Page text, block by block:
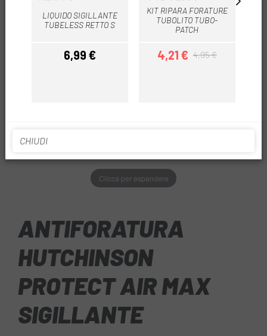
Clicca per espandere
ANTIFORATURA
HUTCHINSON
PROTECT AIR MAX
SIGILLANTE
LIQUIDO SIGILLANTE
TUBELESS RETTO S
Prezzo
6,99 €
KIT RIPARA FORATURE
TUBOLITO TUBO-
PATCH
Prezzo
4,21 €Prezzo base
4,95 €
CHIUDI